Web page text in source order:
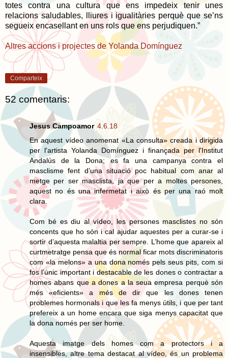
totes contra una cultura que ens impedeix tenir unes
relacions saludables, lliures i igualitàries perquè que se’ns
segueix encasellant en uns rols que ens perjudiquen.”
Altres accions i projectes de Yolanda Domínguez
Comparteix
52 comentaris:
Jesus Campoamor 4.6.18
En aquest vídeo anomenat «La consulta» creada i dirigida
per l'artista Yolanda Domínguez i finançada per l'Institut
Andalús de la Dona; es fa una campanya contra el
masclisme fent d’una situació poc habitual com anar al
metge per ser masclista, ja que per a moltes persones,
aquest no és una infermetat i això és per una raó molt
clara.
Com bé es diu al vídeo, les persones masclistes no són
concents que ho són i cal ajudar aquestes per a curar-se i
sortir d’aquesta malaltia per sempre. L’home que apareix al
curtmetratge pensa que és normal ficar mots discriminatoris
com «la melons» a una dona només pels seus pits, com si
fos l’únic important i destacable de les dones o contractar a
homes abans que a dones a la seua empresa perquè són
més «eficients» a més de dir que les dones tenen
problemes hormonals i que les fa menys útils, i que per tant
prefereix a un home encara que siga menys capacitat que
la dona només per ser home.
Aquesta imatge dels homes com a protectors i a
insensibles, altre tema destacat al vídeo, és un problema